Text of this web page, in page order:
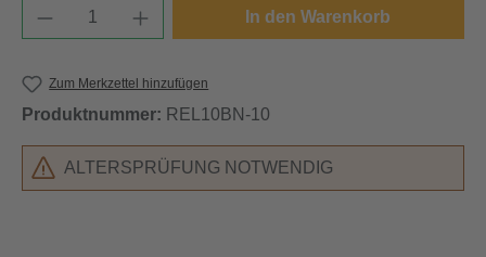
Produkt Anzahl: Gib den gewünschten
In den Warenkorb
Zum Merkzettel hinzufügen
Produktnummer: REL10BN-10
ALTERSPRÜFUNG NOTWENDIG